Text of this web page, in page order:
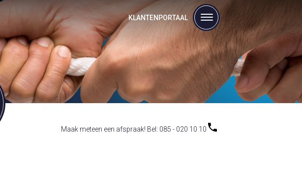
KLANTENPORTAAL
Maak meteen een afspraak! Bel: 085 - 020 10 10